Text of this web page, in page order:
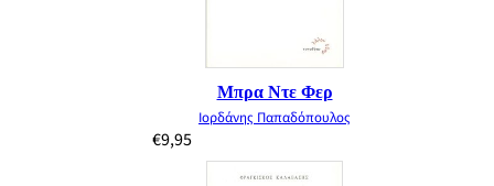
Μπρα Ντε Φερ
Ιορδάνης Παπαδόπουλος
€9,95